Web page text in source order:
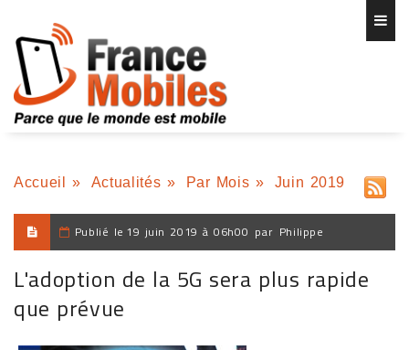
Accueil » Actualités » Par Mois » Juin 2019
Publié le 19 juin 2019 à 06h00 par Philippe
L'adoption de la 5G sera plus rapide
que prévue